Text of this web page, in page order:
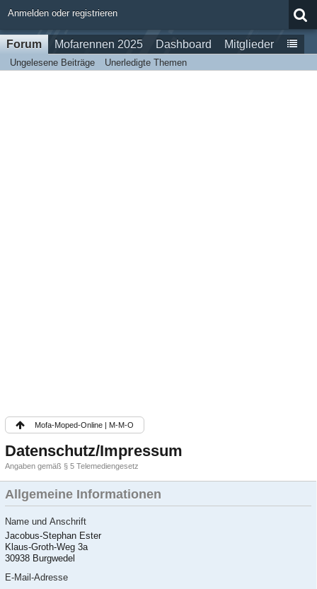
Anmelden oder registrieren
Forum Mofarennen 2025 Dashboard Mitglieder
Ungelesene Beiträge Unerledigte Themen
Mofa-Moped-Online | M-M-O
Datenschutz/Impressum
Angaben gemäß § 5 Telemediengesetz
Allgemeine Informationen
Name und Anschrift
Jacobus-Stephan Ester
Klaus-Groth-Weg 3a
30938 Burgwedel
E-Mail-Adresse